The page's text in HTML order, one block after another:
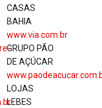
CASAS
BAHIA
www.via.com.br
GRUPO PÃO
DE AÇÚCAR
LOJAS
LEBES